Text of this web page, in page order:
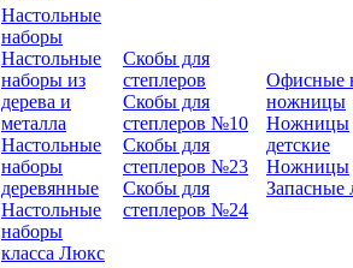
Настольные
наборы
Настольные
наборы из
дерева и
металла
Настольные
наборы
деревянные
Настольные
наборы
класса Люкс
Скобы для
степлеров
Скобы для
степлеров №10
Скобы для
степлеров №23
Скобы для
степлеров №24
Офисные
ножницы
Ножницы
детские
Ножницы
Запасные